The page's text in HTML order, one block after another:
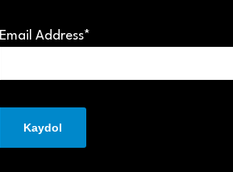
Email Address*